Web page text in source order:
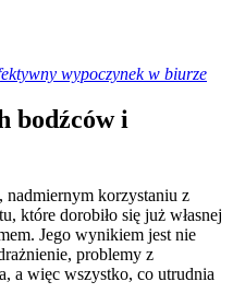
wypoczynek w biurze
bodźców i
korzystaniu z
które dorobiło się już własnej
Jego wynikiem jest nie
problemy z
a więc wszystko, co utrudnia